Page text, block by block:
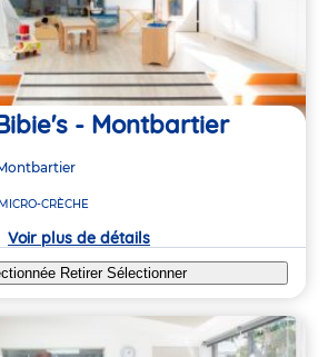
- Montbartier
MICRO-CRÈCHE
Voir plus de détails
Retirer Sélectionner